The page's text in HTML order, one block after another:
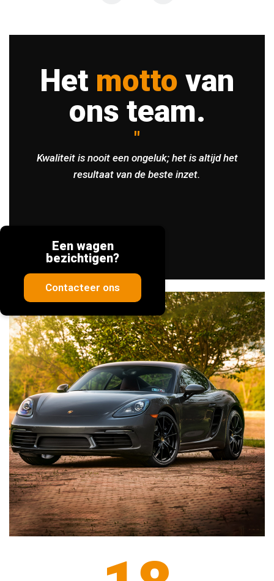
Het motto van
ons team.
"
Kwaliteit is nooit een ongeluk; het is altijd het
resultaat van de beste inzet.
Een wagen
bezichtigen?
Contacteer ons